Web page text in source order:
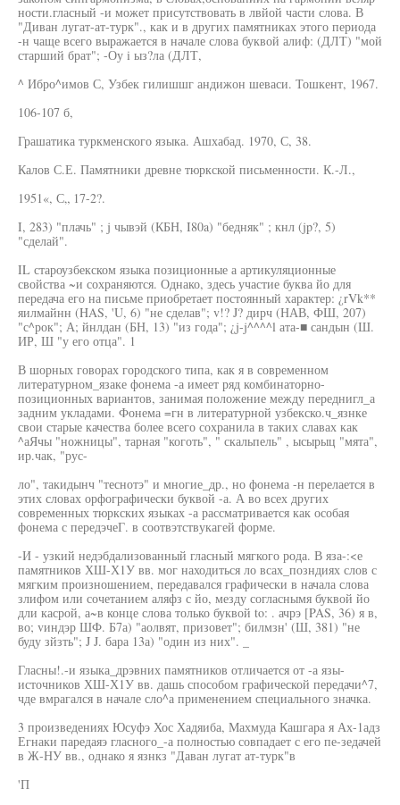
ности.гласный -и может присутствовать в лвйой части слова. В
"Диван лугат-ат-турк"., как и в других памятниках этого периода
-н чаще всего выражается в начале слова буквой алиф: (ДЛТ) "мой
старший брат"; -Оу i ыз?ла (ДЛТ,
^ Ибро^имов С, Узбек гилишшг андижон шеваси. Тошкент, 1967.
106-107 б,
Грашатика туркменского языка. Ашхабад. 1970, С, 38.
Калов С.Е. Памятники древне тюркской письменности. К.-Л.,
1951«, С„ 17-2?.
I, 283) "плачь" ; j чывэй (КБН, I80a) "бедняк" ; кнл (jp?, 5)
"сделай".
IL староузбекском языка позиционные а артикуляционные
свойства ~и сохраняются. Однако, здесь участие буква йо для
передача его на письме приобретает постоянный характер: ¿rVk**
яилмайнн (HAS, 'U, 6) "не сделав"; v!? J? дирч (НАВ, ФШ, 207)
"с^рок"; А; йнлдан (БН, 13) "из года"; ¿j-j^^^^l ата-■ сандын (Ш.
ИР, Ш "у его отца". 1
В шорных говорах городского типа, как я в современном
литературном_язаке фонема -а имеет ряд комбинаторно-
позиционных вариантов, занимая положение между переднигл_а
задним укладами. Фонема =гн в литературной узбекско.ч_язнке
свои старые качества более всего сохранила в таких славах как
^аЯчы "ножницы", тарная "коготь", " скальпель" , ысырыц "мята",
ир.чак, "рус-
ло", такидынч "теснотэ" и многие_др., но фонема -н перелается в
этих словах орфографически буквой -а. А во всех других
современных тюркских языках -а рассматривается как особая
фонема с передэчеГ. в соотвэтствукагей форме.
-И - узкий недэбдализованный гласный мягкого рода. В яза-:<е
памятников ХШ-Х1У вв. мог находиться ло всах_позндиях слов с
мягким произношением, передавался графически в начала слова
злифом или сочетанием аляфз с йо, мезду согласнымя буквой йо
дли касрой, а~в конце слова только буквой to: . ачрэ [PAS, 36) я в,
во; vиндэр ШФ. Б7а) "аолвят, призовет"; билмзн' (Ш, 381) "не
буду зйзть"; J J. бара 13а) "один из них". _
Гласны!.-и языка_дрэвних памятников отличается от -а язы-
источников ХШ-Х1У вв. дашь способом графической передачи^7,
чде вмрагался в начале сло^а применением специального значка.
3 произведениях Юсуфэ Хос Хадяиба, Махмуда Кашгара я Ах-1адз
Егнаки паредаяэ гласного_-а полностью совпадает с его пе-зедачей
в Ж-НУ вв., однако я язнкз "Даван лугат ат-турк"в
'П